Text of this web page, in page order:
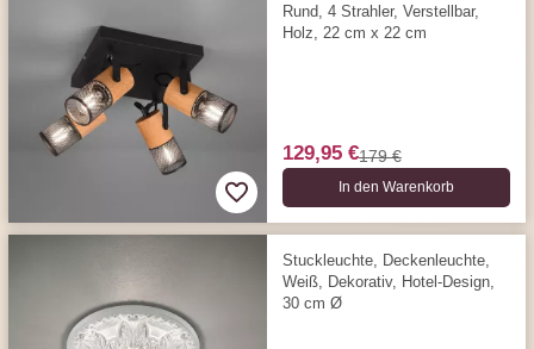
Rund, 4 Strahler, Verstellbar,
Holz, 22 cm x 22 cm
129,95 €179 €
In den Warenkorb
Stuckleuchte, Deckenleuchte,
Weiß, Dekorativ, Hotel-Design,
30 cm Ø